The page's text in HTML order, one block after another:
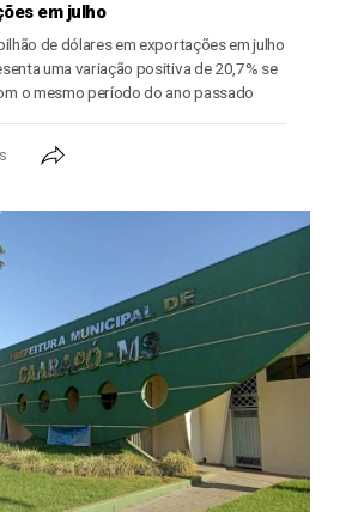
em julho
de dólares em exportações em julho
uma variação positiva de 20,7% se
o mesmo período do ano passado